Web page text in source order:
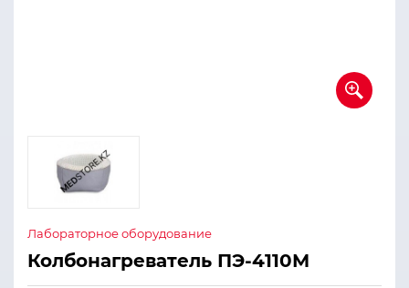
Лабораторное оборудование
Колбонагреватель ПЭ-4110М